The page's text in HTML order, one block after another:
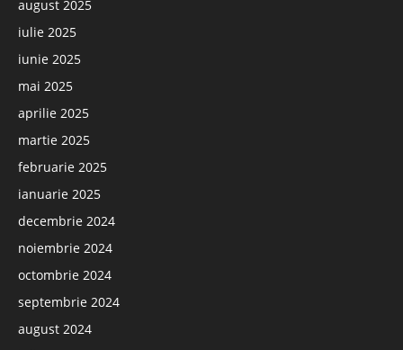
august 2025
iulie 2025
iunie 2025
mai 2025
aprilie 2025
martie 2025
februarie 2025
ianuarie 2025
decembrie 2024
noiembrie 2024
octombrie 2024
septembrie 2024
august 2024